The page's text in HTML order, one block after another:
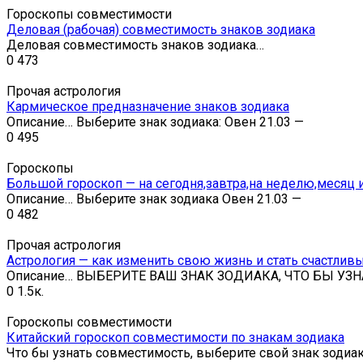
Гороскопы совместимости
Деловая (рабочая) совместимость знаков зодиака
Деловая совместимость знаков зодиака…
0 473
Прочая астрология
Кармическое предназначение знаков зодиака
Описание… Выберите знак зодиака: Овен 21.03 —
0 495
Гороскопы
Большой гороскоп — на сегодня,завтра,на неделю,месяц
Описание… Выберите знак зодиака Овен 21.03 —
0 482
Прочая астрология
Астрология — как изменить свою жизнь и стать
Описание… ВЫБЕРИТЕ ВАШ ЗНАК ЗОДИАКА, ЧТО БЫ
0 1.5к.
Гороскопы совместимости
Китайский гороскоп совместимости по знакам зодиака
Что бы узнать совместимость, выберите свой знак